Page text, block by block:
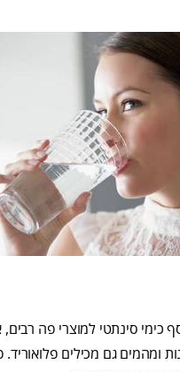
סינתטי למוצרי פה
ומהמים גם מכילים